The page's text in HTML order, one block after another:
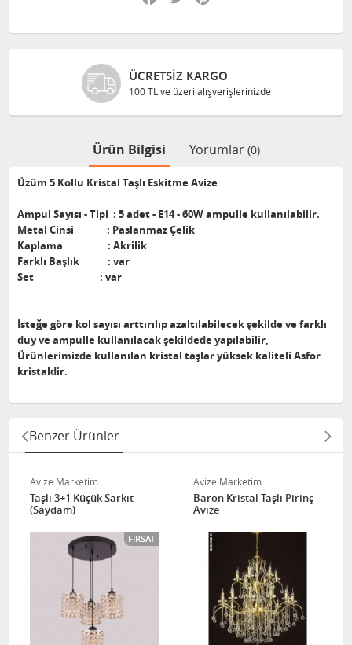
ÜCRETSIZ KARGO
100 TL ve üzeri alışverişlerinizde
Ürün Bilgisi Yorumlar (0)
Üzüm 5 Kollu Kristal Taşlı Eskitme Avize
Ampul Sayısı - Tipi : 5 adet - E14 - 60W ampulle kullanılabilir.
Metal Cinsi : Paslanmaz Çelik
Kaplama : Akrilik
Farklı Başlık : var
Set : var
İsteğe göre kol sayısı arttırılıp azaltılabilecek şekilde ve farklı
duy ve ampulle kullanılacak şekildede yapılabilir,
Ürünlerimizde kullanılan kristal taşlar yüksek kaliteli Asfor
kristaldir.
Benzer Ürünler
Avize Marketim
Taşlı 3+1 Küçük Sarkıt
(Saydam)
FIRSAT
Avize Marketim
Baron Kristal Taşlı Pirinç
Avize